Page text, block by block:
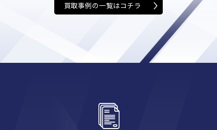
買取事例の一覧はコチラ